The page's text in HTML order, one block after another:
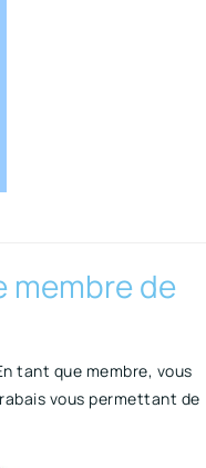
membre de
tant que membre, vous
vous permettant de